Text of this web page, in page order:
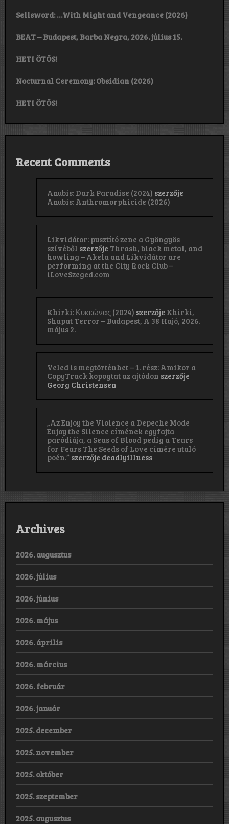
Sellsword: …With Might and Vengeance (2026)
BEAT – Budapest, Barba Negra, 2026. július 15.
HETI ÖTÖS!
Nocturnal Ceremony: Obsidian (2026)
HETI ÖTÖS!
Recent Comments
Anubis: Dark Paradise (2024) szerzője
Anubis: Anthromorphicide (2026)
Likvidátor: pusztító zene a Gyöngyös
szívéből szerzője Thrash, black metal, and
howling – Akela and Likvidátor are
performing at the City Rock Club –
iLoveSzeged.com
Khirki: Κ​υ​κ​ε​ώ​ν​α​ς (2024) szerzője Khirki,
Shapat Terror – Budapest, A 38 Hajó, 2026.
május 2.
Veled is megtörténhet – 1. rész: Amikor a
CopyTrack kopogtat az ajtódon szerzője
Georg Christensen
„Az Enjoy the Violence a Depeche Mode
Enjoy the Silence címének egyfajta
paródiája, a Seas of Blood pedig a Tears
for Fears The Seeds of Love címére utaló
poén.” szerzője deadlyillness
Archives
2026. augusztus
2026. július
2026. június
2026. május
2026. április
2026. március
2026. február
2026. január
2025. december
2025. november
2025. október
2025. szeptember
2025. augusztus